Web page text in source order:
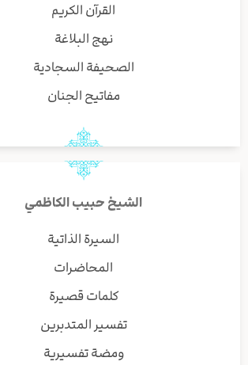
القرآن الكريم
نهج البلاغة
الصحيفة السجادية
مفاتيح الجنان
الشيخ حبيب الكاظمي
السيرة الذاتية
المحاضرات
كلمات قصيرة
تفسير المتدبرين
ومضة تفسيرية